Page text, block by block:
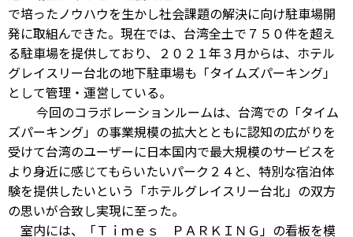
で培ったノウハウを生かし社会課題の解決に向け駐車場開
発に取組んできた。現在では、台湾全土で７５０件を超え
る駐車場を提供しており、２０２１年３月からは、ホテル
グレイスリー台北の地下駐車場も「タイムズパーキング」
として管理・運営している。
今回のコラボレーションルームは、台湾での「タイム
ズパーキング」の事業規模の拡大とともに認知の広がりを
受けて台湾のユーザーに日本国内で最大規模のサービスを
より身近に感じてもらいたいパーク２４と、特別な宿泊体
験を提供したいという「ホテルグレイスリー台北」の双方
の思いが合致し実現に至った。
室内には、「Ｔｉｍｅｓ ＰＡＲＫＩＮＧ」の看板を模